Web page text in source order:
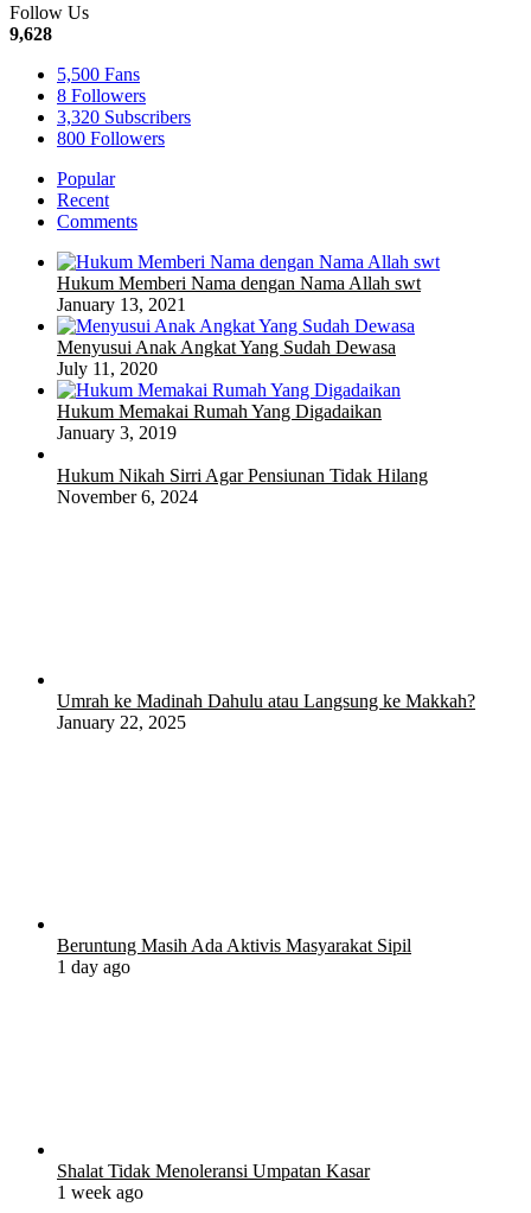
Follow Us
9,628
5,500 Fans
8 Followers
3,320 Subscribers
800 Followers
Popular
Recent
Comments
Hukum Memberi Nama dengan Nama Allah swt
January 13, 2021
Menyusui Anak Angkat Yang Sudah Dewasa
July 11, 2020
Hukum Memakai Rumah Yang Digadaikan
January 3, 2019
Hukum Nikah Sirri Agar Pensiunan Tidak Hilang
November 6, 2024
Umrah ke Madinah Dahulu atau Langsung ke Makkah?
January 22, 2025
Beruntung Masih Ada Aktivis Masyarakat Sipil
1 day ago
Shalat Tidak Menoleransi Umpatan Kasar
1 week ago